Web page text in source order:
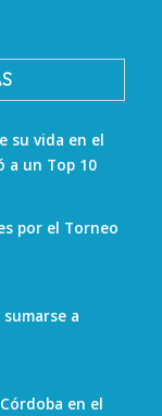
su vida en el
a un Top 10
por el Torneo
a
en el